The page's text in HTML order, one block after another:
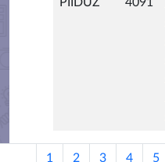
1 2 3 4 5